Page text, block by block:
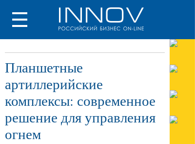
Планшетные
артиллерийские
комплексы: современное
решение для управления
огнем